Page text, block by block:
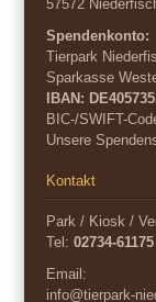
57572
Spendenkonto:
Tierpark
Sparkasse
IBAN:
BIC-/SWIFT-
Unsere
Kontakt
Park / Kiosk /
Tel:02734-61175
Email:
info@tierpark-